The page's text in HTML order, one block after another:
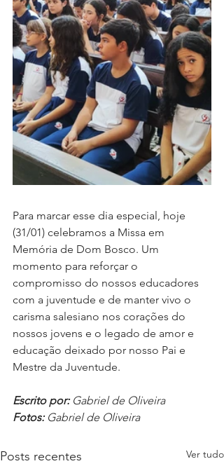
Para marcar esse dia especial, hoje
(31/01) celebramos a Missa em
Memória de Dom Bosco. Um
momento para reforçar o
compromisso do nossos educadores
com a juventude e de manter vivo o
carisma salesiano nos corações do
nossos jovens e o legado de amor e
educação deixado por nosso Pai e
Mestre da Juventude.
Escrito por: Gabriel de Oliveira
Fotos: Gabriel de Oliveira
Posts recentes Ver tudo